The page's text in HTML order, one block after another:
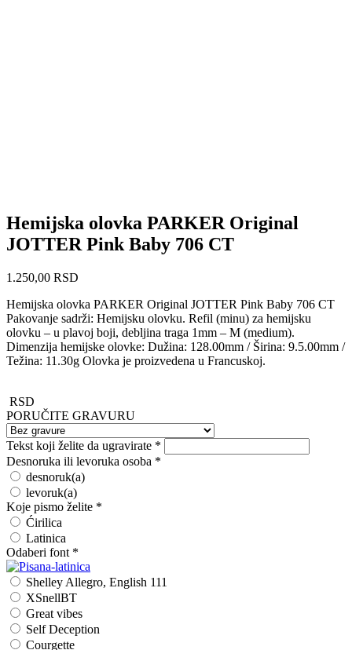
Hemijska olovka PARKER Original
JOTTER Pink Baby 706 CT
1.250,00 RSD
Hemijska olovka PARKER Original JOTTER Pink Baby 706 CT
Pakovanje sadrži: Hemijsku olovku. Refil (minu) za hemijsku
olovku – u plavoj boji, debljina traga 1mm – M (medium).
Dimenzija hemijske olovke: Dužina: 128.00mm / Širina: 9.5.00mm /
Težina: 11.30g Olovka je proizvedena u Francuskoj.
RSD
PORUČITE GRAVURU
Tekst koji želite da ugravirate *
Desnoruka ili levoruka osoba *
desnoruk(a)
levoruk(a)
Koje pismo želite *
Ćirilica
Latinica
Odaberi font *
Shelley Allegro, English 111
XSnellBT
Great vibes
Self Deception
Courgette